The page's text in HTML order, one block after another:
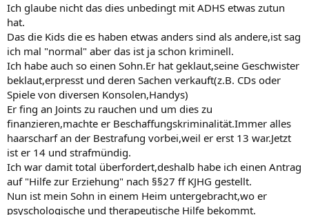
Ich glaube nicht das dies unbedingt mit ADHS etwas zutun
hat.
Das die Kids die es haben etwas anders sind als andere,ist sag
ich mal "normal" aber das ist ja schon kriminell.
Ich habe auch so einen Sohn.Er hat geklaut,seine Geschwister
beklaut,erpresst und deren Sachen verkauft(z.B. CDs oder
Spiele von diversen Konsolen,Handys)
Er fing an Joints zu rauchen und um dies zu
finanzieren,machte er Beschaffungskriminalität.Immer alles
haarscharf an der Bestrafung vorbei,weil er erst 13 war.Jetzt
ist er 14 und strafmündig.
Ich war damit total überfordert,deshalb habe ich einen Antrag
auf "Hilfe zur Erziehung" nach §§27 ff KJHG gestellt.
Nun ist mein Sohn in einem Heim untergebracht,wo er
psyschologische und therapeutische Hilfe bekommt.